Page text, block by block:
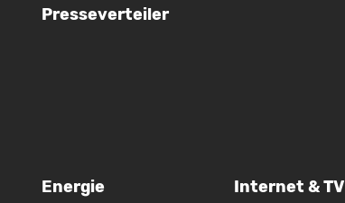
Presseverteiler
Energie Internet & TV